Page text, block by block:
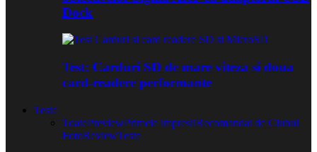
Dock
Test: Carduri SD de mare viteza si doua
card-readere performante
Teste
ToatePreviewPrimele impresiiRecomandat de Clubul
FotoReviewTeste